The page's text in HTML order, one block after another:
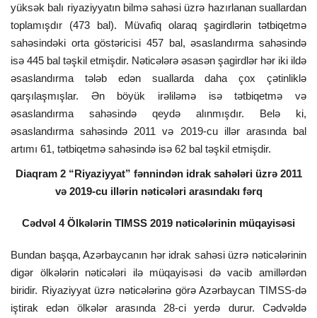
yüksək balı riyaziyyatın bilmə sahəsi üzrə hazırlanan suallardan
toplamışdır (473 bal). Müvafiq olaraq şagirdlərin tətbiqetmə
sahəsindəki orta göstəricisi 457 bal, əsaslandırma sahəsində
isə 445 bal təşkil etmişdir. Nəticələrə əsasən şagirdlər hər iki ildə
əsaslandırma tələb edən suallarda daha çox çətinliklə
qarşılaşmışlar. Ən böyük irəliləmə isə tətbiqetmə və
əsaslandırma sahəsində qeydə alınmışdır. Belə ki,
əsaslandırma sahəsində 2011 və 2019-cu illər arasında bal
artımı 61, tətbiqetmə sahəsində isə 62 bal təşkil etmişdir.
Diaqram 2 “Riyaziyyat” fənnindən idrak sahələri üzrə 2011
və 2019-cu illərin nəticələri arasındakı fərq
Cədvəl 4 Ölkələrin TIMSS 2019 nəticələrinin müqayisəsi
Bundan başqa, Azərbaycanın hər idrak sahəsi üzrə nəticələrinin
digər ölkələrin nəticələri ilə müqayisəsi də vacib amillərdən
biridir. Riyaziyyat üzrə nəticələrinə görə Azərbaycan TIMSS-də
iştirak edən ölkələr arasında 28-ci yerdə durur. Cədvəldə